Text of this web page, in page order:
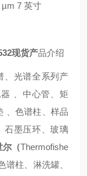
µm 7 英寸
现货产品介绍
、光谱全系列产
、中心管、矩
、色谱柱、样品
石墨压环、玻璃
尔（Thermofishe
谱柱、淋洗罐、